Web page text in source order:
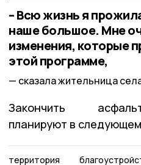
– Всю жизнь я
наше большое. Мне
изменения, которые
этой программе,
сказала жительница
Закончить
планируют в
территория